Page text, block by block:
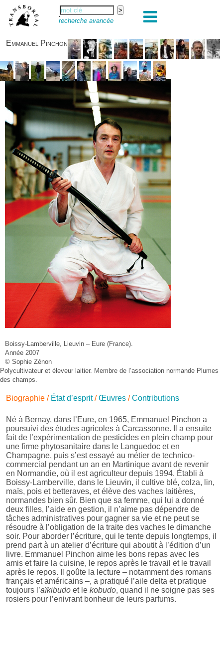
recherche avancée
Emmanuel Pinchon
Boissy-Lamberville, Lieuvin – Eure (France).
Année 2007
© Sophie Zénon
Polycultivateur et éleveur laitier. Membre de l’association normande Plumes
des champs.
Biographie / État d’esprit/Œuvres /Contributions
Né à Bernay, dans l’Eure, en 1965, Emmanuel Pinchon a
poursuivi des études agricoles à Carcassonne. Il a ensuite
fait de l’expérimentation de pesticides en plein champ pour
une firme phytosanitaire dans le Languedoc et en
Champagne, puis s’est essayé au métier de technico-
commercial pendant un an en Martinique avant de revenir
en Normandie, où il est agriculteur depuis 1994. Établi à
Boissy-Lamberville, dans le Lieuvin, il cultive blé, colza, lin,
maïs, pois et betteraves, et élève des vaches laitières,
normandes bien sûr. Bien que sa femme, qui lui a donné
deux filles, l’aide en gestion, il n’aime pas dépendre de
tâches administratives pour gagner sa vie et ne peut se
résoudre à l’obligation de la traite des vaches le dimanche
soir. Pour aborder l’écriture, qui le tente depuis longtemps, il
prend part à un atelier d’écriture qui aboutit à l’édition d’un
livre. Emmanuel Pinchon aime les bons repas avec les
amis et faire la cuisine, le repos après le travail et le travail
après le repos. Il goûte la lecture – notamment des romans
français et américains –, a pratiqué l’aile delta et pratique
toujours l’aïkibudo et le kobudo, quand il ne soigne pas ses
rosiers pour l’enivrant bonheur de leurs parfums.